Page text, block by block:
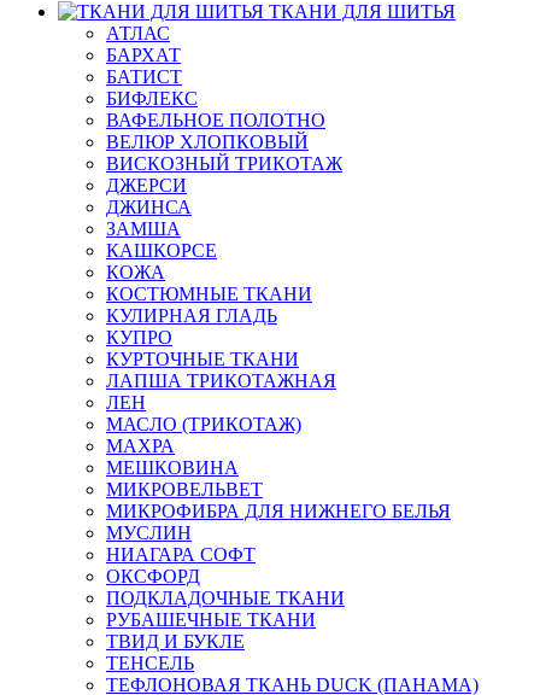
ТКАНИ ДЛЯ ШИТЬЯ
АТЛАС
БАРХАТ
БАТИСТ
БИФЛЕКС
ВАФЕЛЬНОЕ ПОЛОТНО
ВЕЛЮР ХЛОПКОВЫЙ
ВИСКОЗНЫЙ ТРИКОТАЖ
ДЖЕРСИ
ДЖИНСА
ЗАМША
КАШКОРСЕ
КОЖА
КОСТЮМНЫЕ ТКАНИ
КУЛИРНАЯ ГЛАДЬ
КУПРО
КУРТОЧНЫЕ ТКАНИ
ЛАПША ТРИКОТАЖНАЯ
ЛЕН
МАСЛО (ТРИКОТАЖ)
МАХРА
МЕШКОВИНА
МИКРОВЕЛЬВЕТ
МИКРОФИБРА ДЛЯ НИЖНЕГО БЕЛЬЯ
МУСЛИН
НИАГАРА СОФТ
ОКСФОРД
ПОДКЛАДОЧНЫЕ ТКАНИ
РУБАШЕЧНЫЕ ТКАНИ
ТВИД И БУКЛЕ
ТЕНСЕЛЬ
ТЕФЛОНОВАЯ ТКАНЬ DUCK (ПАНАМА)